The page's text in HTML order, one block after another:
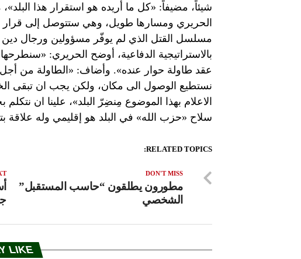
شيئاً، مضيفاً: «كل ما أريده هو استقرار هذا
الحريري ومسارها طويل، وهي ستتوصل إلى قرار
مسلسل القتل الذي لم يوفّر مسؤولين ورجال دين
بالاستراتيجية الدفاعية، أوضح الحريري:
عقد طاولة حوار عنده». وأضاف: «الطاولة من أجل
نستطيع الوصول الى مكان، ولكن يجب ان تبقى
الاعلام بهذا الموضوع مِنضِرّ البلد»، علينا ان
سلاح «حزب الله» في البلد هو إقليمي وله علاقة
RELATED TOPICS:
DON'T MISS
مطورون يطلقون “حاسب المستقبل”
الشخصي
LIKE